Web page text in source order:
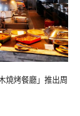
燒烤餐廳」推出周